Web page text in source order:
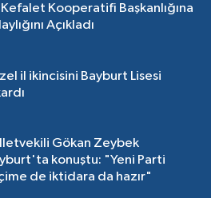
Kooperatifi Başkanlığına
Açıkladı
il ikincisini Bayburt Lisesi
Gökan Zeybek
konuştu: "Yeni Parti
de iktidara da hazır"